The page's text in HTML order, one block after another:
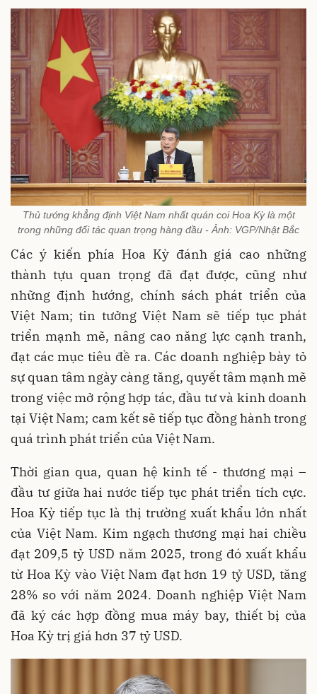
Thủ tướng khẳng định Việt Nam nhất quán coi Hoa Kỳ là một
trong những đối tác quan trọng hàng đầu - Ảnh: VGP/Nhật Bắc
Các ý kiến phía Hoa Kỳ đánh giá cao những
thành tựu quan trọng đã đạt được, cũng như
những định hướng, chính sách phát triển của
Việt Nam; tin tưởng Việt Nam sẽ tiếp tục phát
triển mạnh mẽ, nâng cao năng lực cạnh tranh,
đạt các mục tiêu đề ra. Các doanh nghiệp bày tỏ
sự quan tâm ngày càng tăng, quyết tâm mạnh mẽ
trong việc mở rộng hợp tác, đầu tư và kinh doanh
tại Việt Nam; cam kết sẽ tiếp tục đồng hành trong
quá trình phát triển của Việt Nam.
Thời gian qua, quan hệ kinh tế - thương mại –
đầu tư giữa hai nước tiếp tục phát triển tích cực.
Hoa Kỳ tiếp tục là thị trường xuất khẩu lớn nhất
của Việt Nam. Kim ngạch thương mại hai chiều
đạt 209,5 tỷ USD năm 2025, trong đó xuất khẩu
từ Hoa Kỳ vào Việt Nam đạt hơn 19 tỷ USD, tăng
28% so với năm 2024. Doanh nghiệp Việt Nam
đã ký các hợp đồng mua máy bay, thiết bị của
Hoa Kỳ trị giá hơn 37 tỷ USD.